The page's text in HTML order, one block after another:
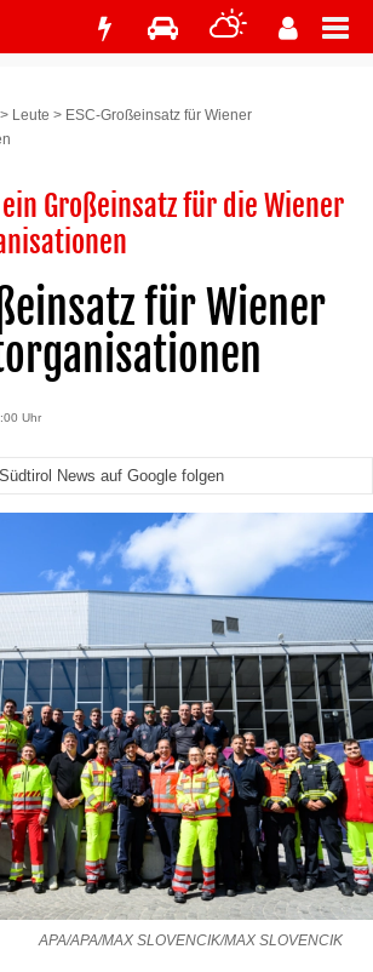
> Leute > ESC-Großeinsatz für Wiener
ein Großeinsatz für die Wiener
für Wiener
Uhr
Südtirol News auf Google folgen
APA/APA/MAX SLOVENCIK/MAX SLOVENCIK